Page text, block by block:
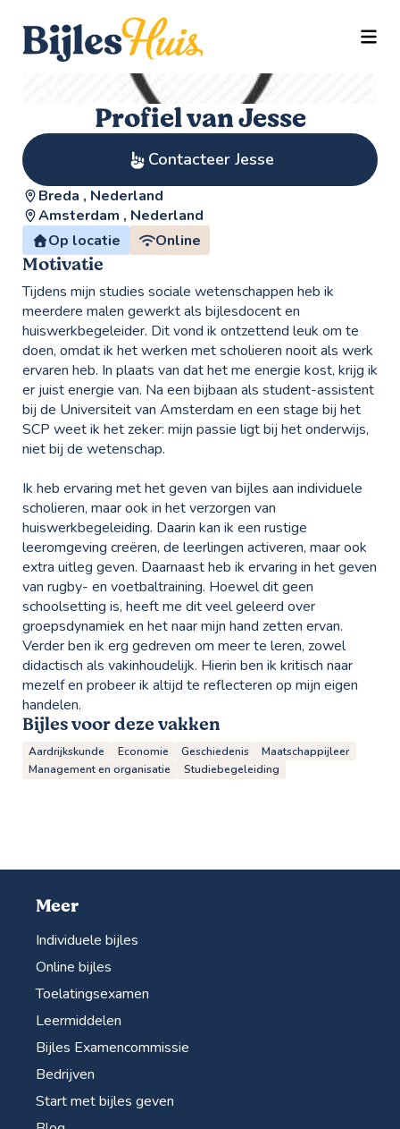
Profiel van Jesse
Contacteer Jesse
Breda , Nederland
Amsterdam , Nederland
Op locatie
Online
Motivatie
Tijdens mijn studies sociale wetenschappen heb ik
meerdere malen gewerkt als bijlesdocent en
huiswerkbegeleider. Dit vond ik ontzettend leuk om te
doen, omdat ik het werken met scholieren nooit als werk
ervaren heb. In plaats van dat het me energie kost, krijg ik
er juist energie van. Na een bijbaan als student-assistent
bij de Universiteit van Amsterdam en een stage bij het
SCP weet ik het zeker: mijn passie ligt bij het onderwijs,
niet bij de wetenschap.
Ik heb ervaring met het geven van bijles aan individuele
scholieren, maar ook in het verzorgen van
huiswerkbegeleiding. Daarin kan ik een rustige
leeromgeving creëren, de leerlingen activeren, maar ook
extra uitleg geven. Daarnaast heb ik ervaring in het geven
van rugby- en voetbaltraining. Hoewel dit geen
schoolsetting is, heeft me dit veel geleerd over
groepsdynamiek en het naar mijn hand zetten ervan.
Verder ben ik erg gedreven om meer te leren, zowel
didactisch als vakinhoudelijk. Hierin ben ik kritisch naar
mezelf en probeer ik altijd te reflecteren op mijn eigen
handelen.
Bijles voor deze vakken
Aardrijkskunde Economie Geschiedenis
Maatschappijleer
Management en organisatie
Studiebegeleiding
Meer
Individuele bijles
Online bijles
Toelatingsexamen
Leermiddelen
Bijles Examencommissie
Bedrijven
Start met bijles geven